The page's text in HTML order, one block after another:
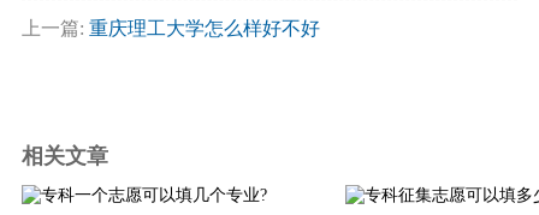
上一篇: 重庆理工大学怎么样好不好
相关文章